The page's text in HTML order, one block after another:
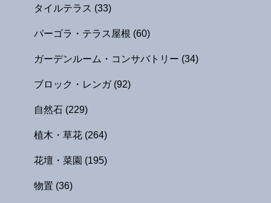
タイルテラス (33)
パーゴラ・テラス屋根 (60)
ガーデンルーム・コンサバトリー (34)
ブロック・レンガ (92)
自然石 (229)
植木・草花 (264)
花壇・菜園 (195)
物置 (36)